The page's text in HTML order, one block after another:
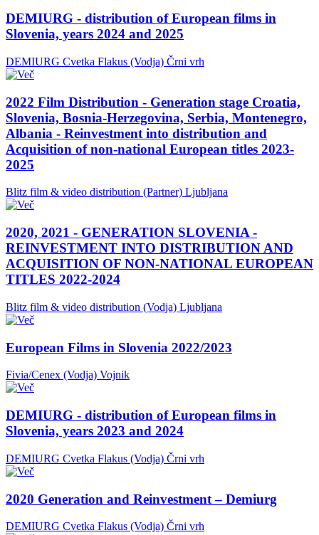
DEMIURG - distribution of European films in
Slovenia, years 2024 and 2025
DEMIURG Cvetka Flakus (Vodja) Črni vrh
2022 Film Distribution - Generation stage Croatia,
Slovenia, Bosnia-Herzegovina, Serbia, Montenegro,
Albania - Reinvestment into distribution and
Acquisition of non-national European titles 2023-
2025
Blitz film & video distribution (Partner) Ljubljana
2020, 2021 - GENERATION SLOVENIA -
REINVESTMENT INTO DISTRIBUTION AND
ACQUISITION OF NON-NATIONAL EUROPEAN
TITLES 2022-2024
Blitz film & video distribution (Vodja) Ljubljana
European Films in Slovenia 2022/2023
Fivia/Cenex (Vodja) Vojnik
DEMIURG - distribution of European films in
Slovenia, years 2023 and 2024
DEMIURG Cvetka Flakus (Vodja) Črni vrh
2020 Generation and Reinvestment – Demiurg
DEMIURG Cvetka Flakus (Vodja) Črni vrh